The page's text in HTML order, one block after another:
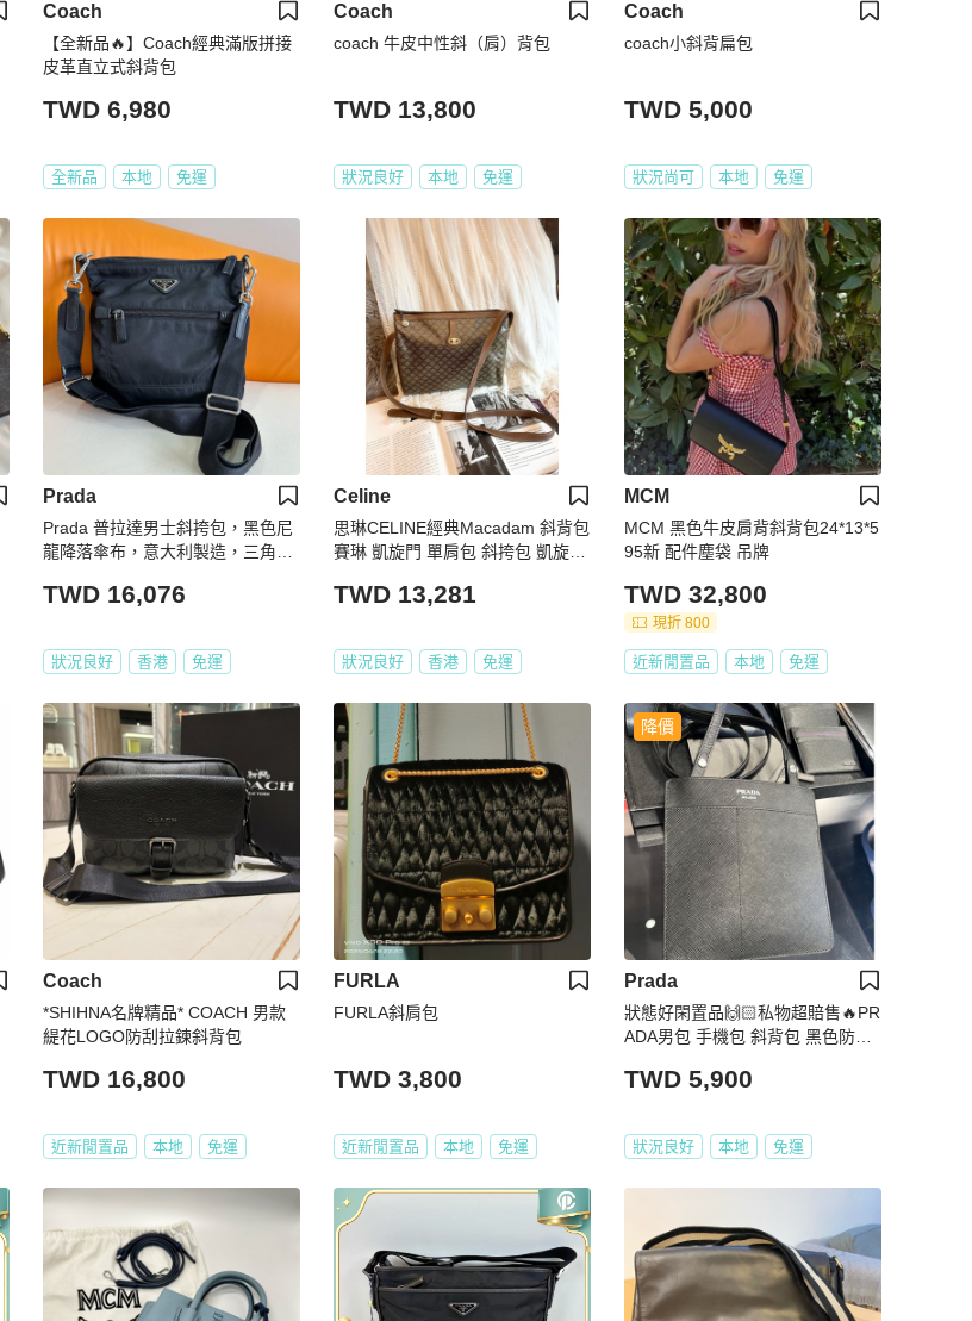
Coach
【全新品🔥】Coach經典滿版拼接
皮革直立式斜背包
TWD 6,980
全新品 本地 免運
Coach
coach 牛皮中性斜（肩）背包
TWD 13,800
狀況良好 本地 免運
Coach
coach小斜背扁包
TWD 5,000
狀況尚可 本地 免運
Prada
Prada 普拉達男士斜挎包，黑色尼
龍降落傘布，意大利製造，三角
TWD 16,076
狀況良好 香港 免運
Celine
思琳CELINE經典Macadam 斜背包
賽琳 凱旋門 單肩包 斜挎包 凱旋門
TWD 13,281
狀況良好 香港 免運
MCM
MCM 黑色牛皮肩背斜背包24*13*5
95新 配件塵袋 吊牌
TWD 32,800
現折 800
近新閒置品 本地 免運
Coach
*SHIHNA名牌精品* COACH 男款
緹花LOGO防刮拉鍊斜背包
TWD 16,800
近新閒置品 本地 免運
FURLA
FURLA斜肩包
TWD 3,800
近新閒置品 本地 免運
降價
Prada
狀態好閑置品🙌🏻私物超賠售🔥PR
ADA男包 手機包 斜背包 黑色防刮
TWD 5,900
狀況良好 本地 免運